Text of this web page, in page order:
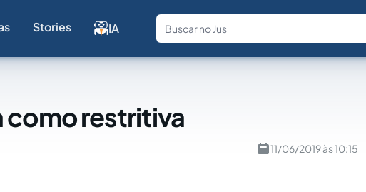
Stories IA
Fale com a IA Buscar
como restritiva
11/06/2019 às 10:15